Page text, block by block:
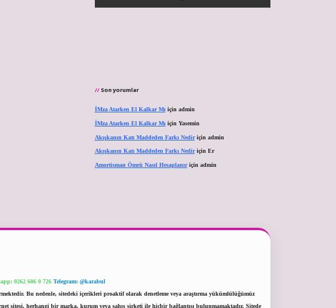
Son yorumlar
İMza Atarken El Kalkar Mıiçin admin
İMza Atarken El Kalkar Mıiçin Yasemin
Akışkanın Katı Maddeden Farkı Nediriçin admin
Akışkanın Katı Maddeden Farkı Nediriçin Er
Amortisman Ömrü Nasıl Hesaplanıriçin admin
0262 606 0 726 Telegram: @karabul
Bu nedenle, sitedeki içerikleri proaktif olarak denetleme veya araştırma yükümlülüğümüz
sitesi, herhangi bir marka, kurum veya şahıs şirketi ile hiçbir bağlantısı bulunmamaktadır. Sitede